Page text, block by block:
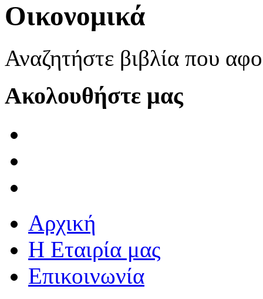
Οικονομικά
Αναζητήστε βιβλία που
Ακολουθήστε μας
Αρχική
Η Εταιρία μας
Επικοινωνία